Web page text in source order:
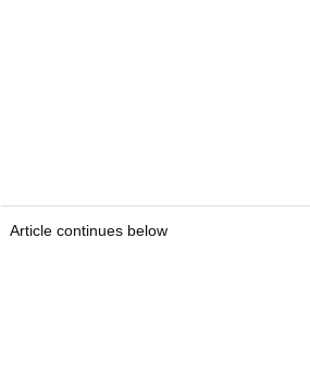
Article continues below